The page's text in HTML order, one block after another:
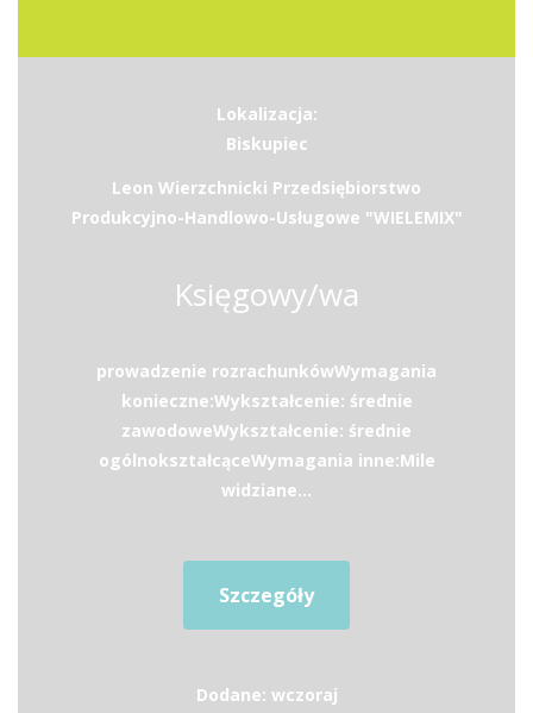
Lokalizacja:
Biskupiec
Leon Wierzchnicki Przedsiębiorstwo
Produkcyjno-Handlowo-Usługowe "WIELEMIX"
Księgowy/wa
prowadzenie rozrachunkówWymagania
konieczne:Wykształcenie: średnie
zawodoweWykształcenie: średnie
ogólnokształcąceWymagania inne:Mile
widziane...
Szczegóły
Dodane: wczoraj